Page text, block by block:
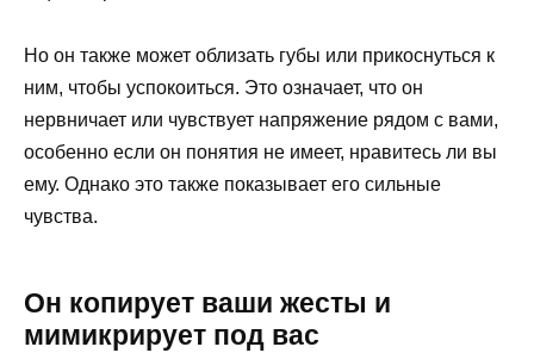
Но он также может облизать губы или прикоснуться к
ним, чтобы успокоиться. Это означает, что он
нервничает или чувствует напряжение рядом с вами,
особенно если он понятия не имеет, нравитесь ли вы
ему. Однако это также показывает его сильные
чувства.
Он копирует ваши жесты и
мимикрирует под вас